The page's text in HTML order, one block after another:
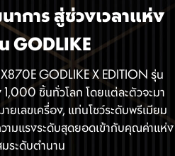
การ สู่ช่วงเวลาแห่ง
GODLIKE
GODLIKE X EDITION รุ่น
ชิ้นทั่วโลก โดยแต่ละตัวจะมา
เลขเครื่อง, แท่นโชว์ระดับพรีเมียม
ามแรงระดับสุดยอดเข้ากับคุณค่าแห่ง
ระดับตำนาน